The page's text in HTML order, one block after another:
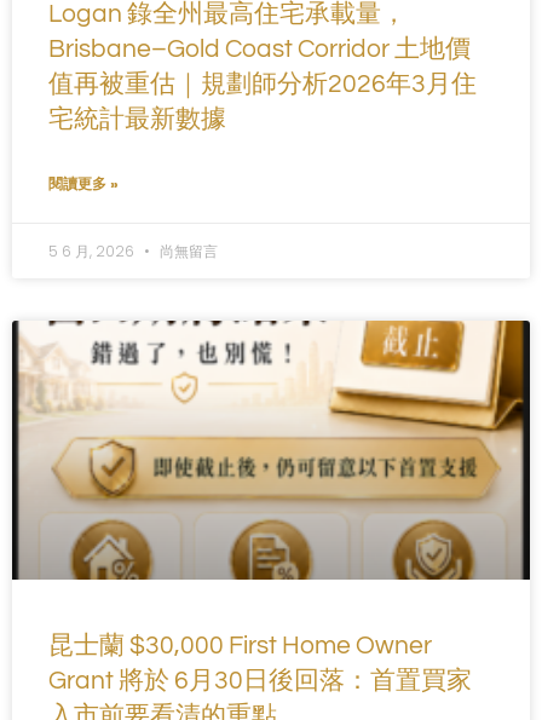
Logan 錄全州最高住宅承載量，
Brisbane–Gold Coast Corridor 土地價
值再被重估｜規劃師分析2026年3月住
宅統計最新數據
閱讀更多 »
5 6 月, 2026 尚無留言
昆士蘭 $30,000 First Home Owner
Grant 將於 6月30日後回落：首置買家